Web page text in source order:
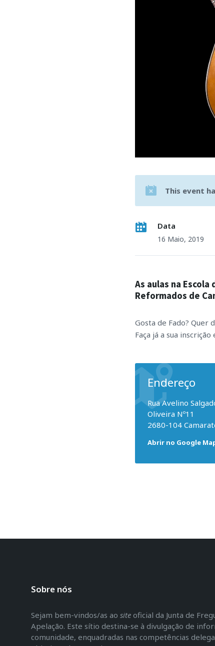
This event
Data
16 Maio, 2019
As aulas na
Reformados de
Gosta de Fado? Quer
Faça já a sua
Endereço
Rua Avelino
Oliveira Nº11
2680-104
Abrir no Google
Sobre nós
Sejam bem-vindos/as ao site oficial da Junta de
Apelação. Este sítio destina-se à divulgação de
comunidade, enquadradas nas competências